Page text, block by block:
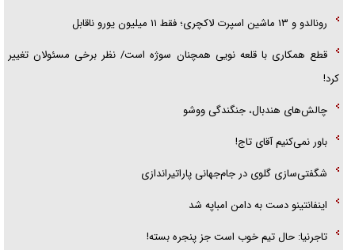
رونالدو و ۱۳ ماشین اسپرت لاکچری؛ فقط ۱۱ میلیون یورو ناقابل
قطع همکاری با قلعه نویی همچنان سوژه است/ نظر برخی مسئولان تغییر
کرد!
چالش‌های هندبال، جنگندگی ووشو
باور نمی‌کنیم آقای تاج!
شگفتی‌سازی گلوی در جام‌جهانی پاراتیراندازی
اینفانتینو دست به دامن امباپه شد
تاجرنیا: حال تیم خوب است جز پنجره بسته!